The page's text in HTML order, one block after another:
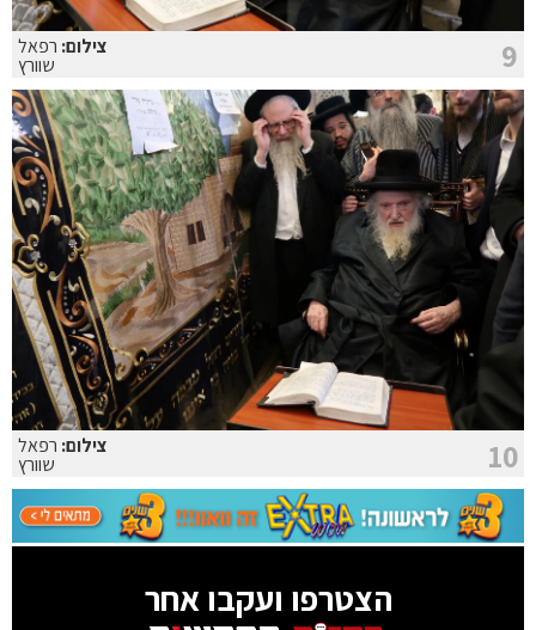
9 צילום: רפאל
שוורץ
10 צילום: רפאל
שוורץ
הצטרפו ועקבו אחר